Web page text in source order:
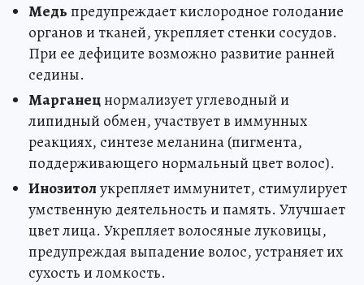
Медь предупреждает кислородное голодание
органов и тканей, укрепляет стенки сосудов.
При ее дефиците возможно развитие ранней
седины.
Марганецнормализует углеводный и
липидный обмен, участвует в иммунных
реакциях, синтезе меланина (пигмента,
поддерживающего нормальный цвет волос).
Инозитолукрепляет иммунитет, стимулирует
умственную деятельность и память. Улучшает
цвет лица. Укрепляет волосяные луковицы,
предупреждая выпадение волос, устраняет их
сухость и ломкость.